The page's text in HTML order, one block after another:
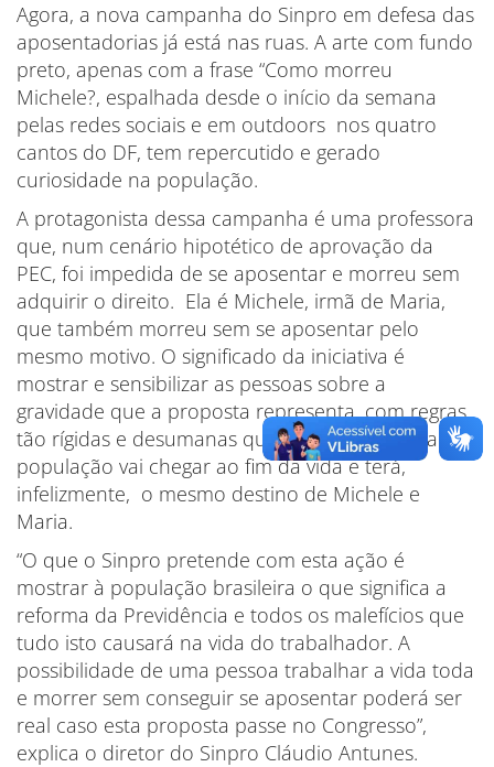
Agora, a nova campanha do Sinpro em defesa das
aposentadorias já está nas ruas. A arte com fundo
preto, apenas com a frase “Como morreu
Michele?, espalhada desde o início da semana
pelas redes sociais e em outdoors nos quatro
cantos do DF, tem repercutido e gerado
curiosidade na população.
A protagonista dessa campanha é uma professora
que, num cenário hipotético de aprovação da
PEC, foi impedida de se aposentar e morreu sem
adquirir o direito. Ela é Michele, irmã de Maria,
que também morreu sem se aposentar pelo
mesmo motivo. O significado da iniciativa é
mostrar e sensibilizar as pessoas sobre a
gravidade que a proposta representa, com regras
tão rígidas e desumanas que a grande maioria da
população vai chegar ao fim da vida e terá,
infelizmente, o mesmo destino de Michele e
Maria.
“O que o Sinpro pretende com esta ação é
mostrar à população brasileira o que significa a
reforma da Previdência e todos os malefícios que
tudo isto causará na vida do trabalhador. A
possibilidade de uma pessoa trabalhar a vida toda
e morrer sem conseguir se aposentar poderá ser
real caso esta proposta passe no Congresso”,
explica o diretor do Sinpro Cláudio Antunes.